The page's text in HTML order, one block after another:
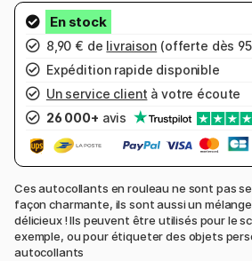
8,90 € de livraison (offerte dès
Expédition rapide disponible
Un service client à votre écoute
26 000+ avis
Ces autocollants en rouleau ne sont pas
façon charmante, ils sont aussi un
délicieux ! Ils peuvent être utilisés pour le
exemple, ou pour étiqueter des objets
autocollants